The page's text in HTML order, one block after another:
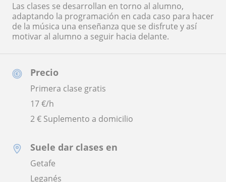
Precio
Primera clase gratis
17€/h
2 € Suplemento a domicilio
Suele dar clases en
Getafe
Leganés
Las clases se desarrollan en torno al alumno,
adaptando la programación en cada caso para hacer
de la música una enseñanza que se disfrute y así
motivar al alumno a seguir hacia delante.